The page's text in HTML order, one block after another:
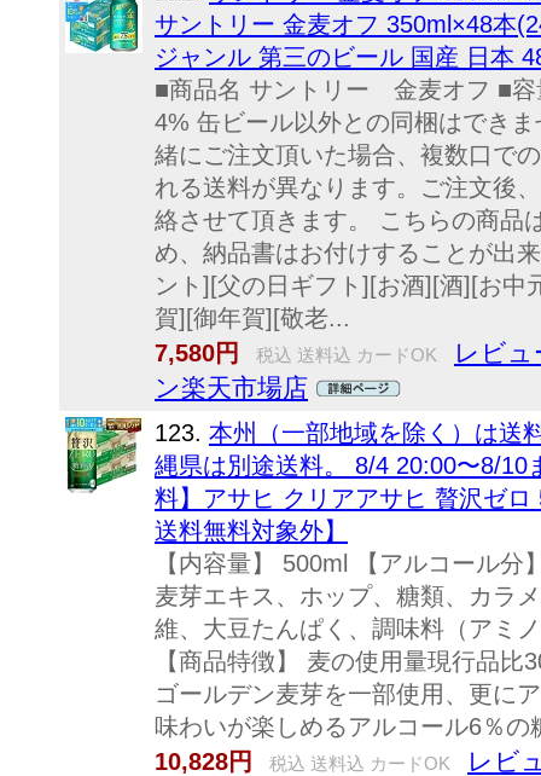
サントリー 金麦オフ 350ml×48本
ジャンル 第三のビール 国産 日本
■商品名 サントリー 金麦オフ ■容
4% 缶ビール以外との同梱はでき
緒にご注文頂いた場合、複数口で
れる送料が異なります。ご注文後
絡させて頂きます。 こちらの商品
め、納品書はお付けすることが出
ント][父の日ギフト][お酒][酒][お中
賀][御年賀][敬老...
7,580円
税込 送料込 カードOK
レビュ
ン楽天市場店
123. 本州（一部地域を除く）は送
縄県は別途送料。 8/4 20:00〜8/10
料】アサヒ クリアアサヒ 贅沢ゼ
送料無料対象外】
【内容量】 500ml 【アルコール
麦芽エキス、ホップ、糖類、カラ
維、大豆たんぱく、調味料（アミ
【商品特徴】 麦の使用量現行品
ゴールデン麦芽を一部使用、更に
味わいが楽しめるアルコール6％の
10,828円
税込 送料込 カードOK
レビ